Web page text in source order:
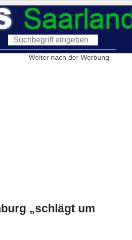
Weiter nach der Werbung
„schlägt um